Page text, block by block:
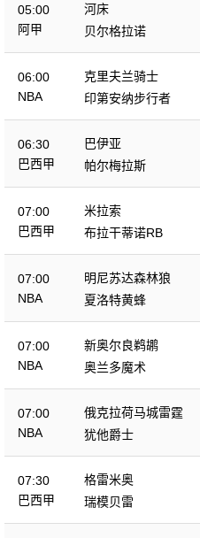
05:00
阿甲
河床
贝尔格拉诺
06:00
NBA
克里夫兰骑士
印第安纳步行者
06:30
巴西甲
巴伊亚
帕尔梅拉斯
07:00
巴西甲
米拉索
布拉干蒂诺RB
07:00
NBA
明尼苏达森林狼
夏洛特黄蜂
07:00
NBA
新奥尔良鹈鹕
奥兰多魔术
07:00
NBA
俄克拉荷马城雷霆
犹他爵士
07:30
巴西甲
格雷米奥
瑞模贝雷